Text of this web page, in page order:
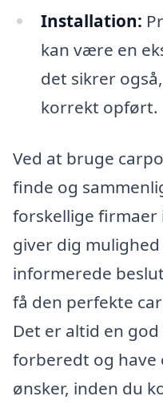
Installation:
kan være en
det sikrer
korrekt opført.
Ved at bruge
finde og
forskellige firmaer
giver dig
informerede
få den perfekte
Det er altid en
forberedt og have
ønsker, inden du